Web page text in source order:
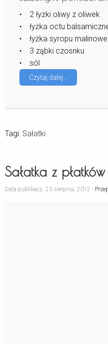
• 2 łyżki oliwy z oliwek
• łyżka octu
• łyżka syropu
• 3 ząbki czosnku
• sól
Czytaj dalej…
Tagi: Sałatki
Sałatka z
Data publikacji: 23 sierpnia, 2012 -